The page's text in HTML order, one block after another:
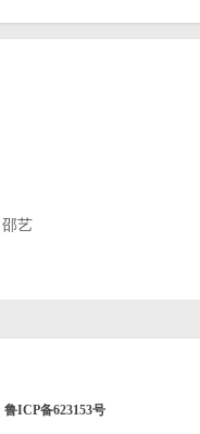
艺
鲁ICP备623153号